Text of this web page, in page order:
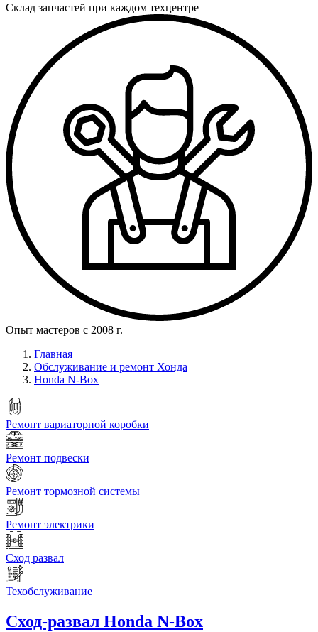
Склад запчастей при каждом техцентре
Опыт мастеров с 2008 г.
Главная
Обслуживание и ремонт Хонда
Honda N-Box
Ремонт вариаторной коробки
Ремонт подвески
Ремонт тормозной системы
Ремонт электрики
Сход развал
Техобслуживание
Сход-развал Honda N-Box